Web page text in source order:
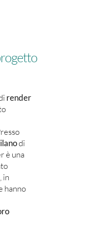
render
di
è una
in
hanno